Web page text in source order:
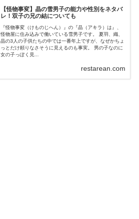
【怪物事変】晶の雪男子の能力や性別をネタバ
レ！双子の兄の結についても
『怪物事変（けものじへん）』の『晶（アキラ）は』、
怪物屋に住み込みで働いている雪男子です。 夏羽、織、
晶の3人の子供たちの中では一番年上ですが、なぜかちょ
っとだけ頼りなさそうに見えるのも事実。 男の子なのに
女の子っぽく見...
restarean.com